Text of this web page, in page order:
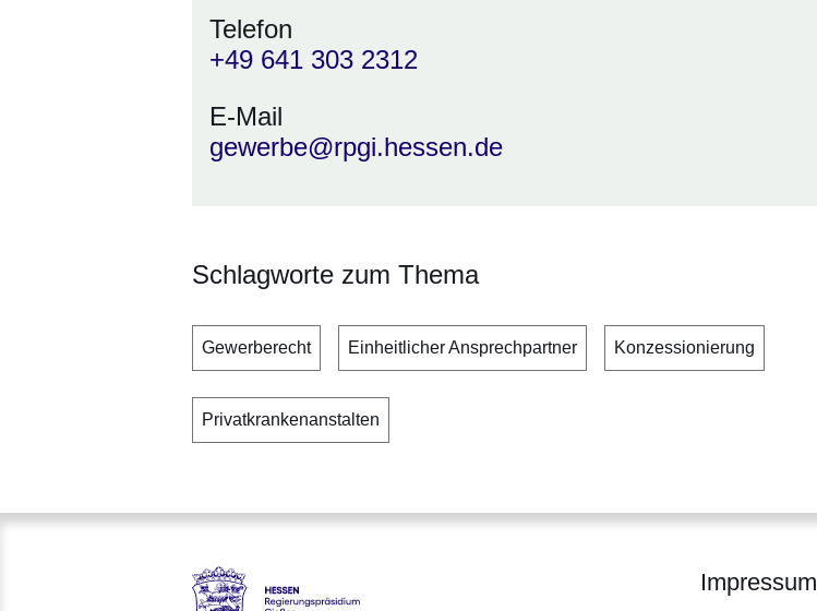
Telefon
+49 641 303 2312
E-Mail
gewerbe@rpgi.hessen.de
Schlagworte zum Thema
Gewerberecht Einheitlicher Ansprechpartner Konzessionierung
Privatkrankenanstalten
Impressum